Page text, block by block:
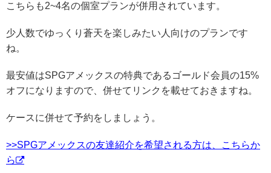
こちらも2~4名の個室プランが併用されています。
少人数でゆっくり蒼天を楽しみたい人向けのプランです
ね。
最安値はSPGアメックスの特典であるゴールド会員の15%
オフになりますので、併せてリンクを載せておきますね。
ケースに併せて予約をしましょう。
>>SPGアメックスの友達紹介を希望される方は、こちらか
ら